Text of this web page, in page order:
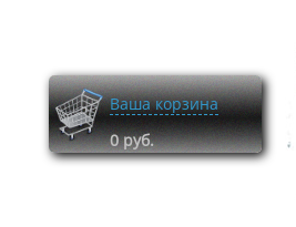
Ваша корзина
0 руб.